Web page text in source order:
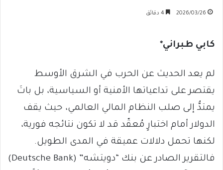
2026/03/26
كابي طبراني*
لم يعد الحديث عن الحرب في الشرق الأوسط
يقتصر على تداعياتها الأمنية أو السياسية، بل باتَ
يمتدُّ إلى صلب النظام المالي العالمي، حيث يقف
الدولار أمام اختبارٍ مُعقّد قد لا تكون نتائجه فورية،
لكنها تحمل دلالات عميقة في المدى الطويل.
فالتقرير الصادر عن بنك “دويتشه” (Deutsche Bank)